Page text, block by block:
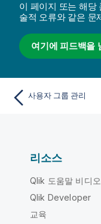
이 페이지 또는 해당
술적 오류와 같은 문
여기에 피드백을
사용자 그룹 관리
리소스
Qlik 도움말 비디오
Qlik Developer
교육